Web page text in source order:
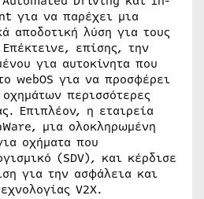
για να παρέχει μια
αποδοτική λύση για τους
επίσης, την
για αυτοκίνητα που
webOS για να προσφέρει
περισσότερες
Επιπλέον, η εταιρεία
μια ολοκληρωμένη
οχήματα που
(SDV), και κέρδισε
για την ασφάλεια και
V2X.